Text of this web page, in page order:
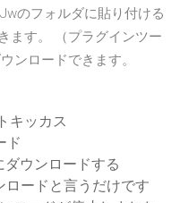
のフォルダに貼り付ける
ます。 （プラグインツー
ンロードできます。
キッカス
ド
ダウンロードする
ロードと言うだけです